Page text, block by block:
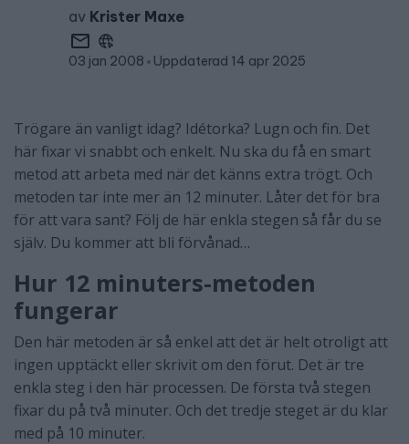
av Krister Maxe
03 jan 2008 Uppdaterad 14 apr 2025
Trögare än vanligt idag? Idétorka? Lugn och fin. Det
här fixar vi snabbt och enkelt. Nu ska du få en smart
metod att arbeta med när det känns extra trögt. Och
metoden tar inte mer än 12 minuter. Låter det för bra
för att vara sant? Följ de här enkla stegen så får du se
själv. Du kommer att bli förvånad…
Hur 12 minuters-metoden
fungerar
Den här metoden är så enkel att det är helt otroligt att
ingen upptäckt eller skrivit om den förut. Det är tre
enkla steg i den här processen. De första två stegen
fixar du på två minuter. Och det tredje steget är du klar
med på 10 minuter.